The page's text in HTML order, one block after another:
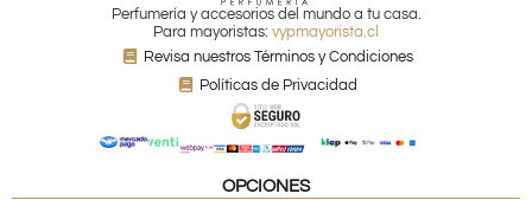
Perfumería y accesorios del mundo a tu casa.
Para mayoristas: vypmayorista.cl
Revisa nuestros Términos y Condiciones
Políticas de Privacidad
OPCIONES